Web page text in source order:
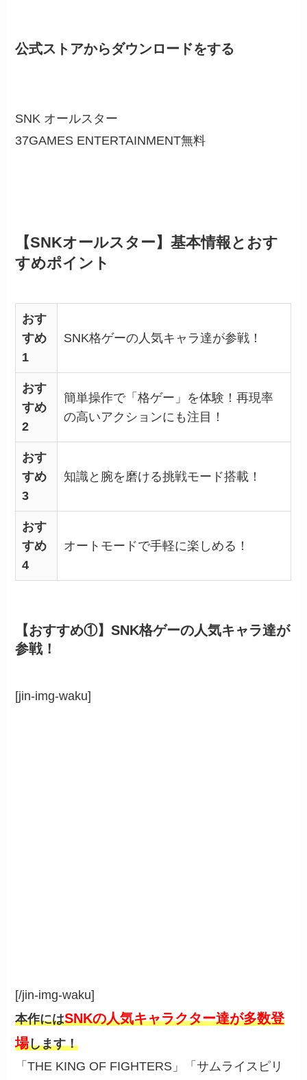
公式ストアからダウンロードをする
SNK オールスター
37GAMES ENTERTAINMENT無料
【SNKオールスター】基本情報とおす
すめポイント
おす
すめ
1
SNK格ゲーの人気キャラ達が参戦！
おす
すめ
2
簡単操作で「格ゲー」を体験！再現率
の高いアクションにも注目！
おす
すめ
3
知識と腕を磨ける挑戦モード搭載！
おす
すめ
4
オートモードで手軽に楽しめる！
【おすすめ①】SNK格ゲーの人気キャラ達が
参戦！
[jin-img-waku]
[/jin-img-waku]
本作にはSNKの人気キャラクター達が多数登
場します！
「THE KING OF FIGHTERS」「サムライスピリ